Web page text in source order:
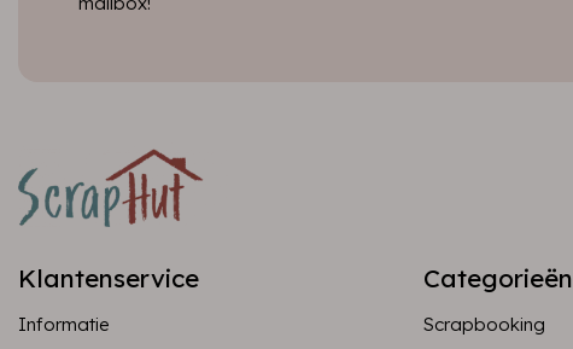
Klantenservice
Informatie
Categorieën
Scrapbooking